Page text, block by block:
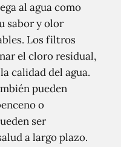
al agua como
sabor y olor
Los filtros
el cloro residual,
calidad del agua.
pueden
o
ser
a largo plazo.